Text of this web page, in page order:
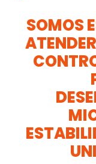
SOMOS